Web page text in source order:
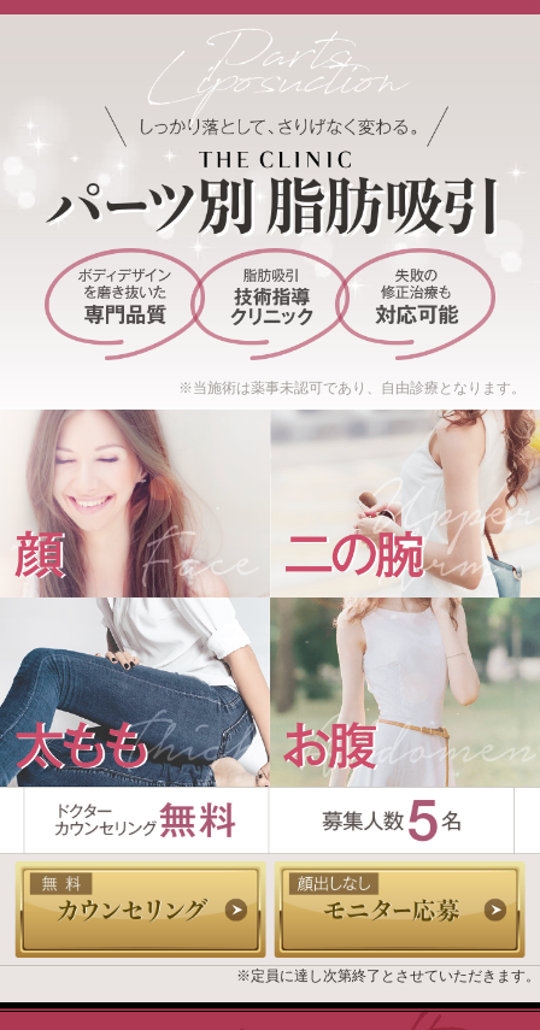
※当施術は薬事未認可であり、自由診療となります。